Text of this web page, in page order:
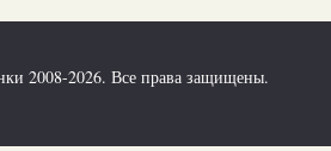
2008-2026. Все права защищены.